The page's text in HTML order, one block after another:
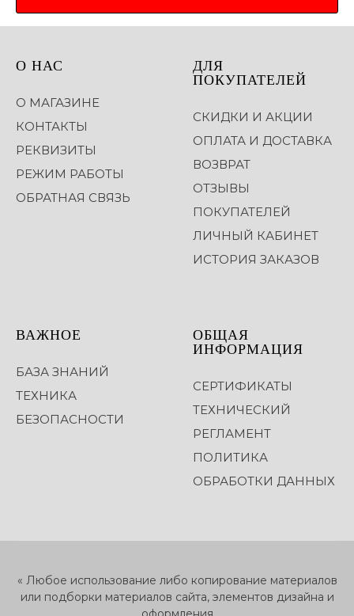
О НАС
О МАГАЗИНЕ
КОНТАКТЫ
РЕКВИЗИТЫ
РЕЖИМ РАБОТЫ
ОБРАТНАЯ СВЯЗЬ
ДЛЯ
ПОКУПАТЕЛЕЙ
СКИДКИ И АКЦИИ
ОПЛАТА И ДОСТАВКА
ВОЗВРАТ
ОТЗЫВЫ
ПОКУПАТЕЛЕЙ
ЛИЧНЫЙ КАБИНЕТ
ИСТОРИЯ ЗАКАЗОВ
ВАЖНОЕ
БАЗА ЗНАНИЙ
ТЕХНИКА
БЕЗОПАСНОСТИ
ОБЩАЯ
ИНФОРМАЦИЯ
СЕРТИФИКАТЫ
ТЕХНИЧЕСКИЙ
РЕГЛАМЕНТ
ПОЛИТИКА
ОБРАБОТКИ ДАННЫХ
« Любое использование либо копирование материалов
или подборки материалов сайта, элементов дизайна и